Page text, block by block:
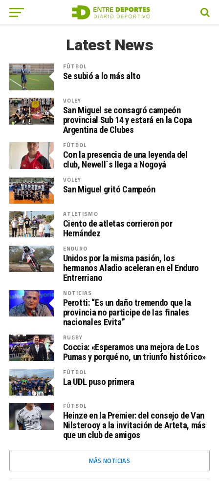
Latest News
FÚTBOL
Se subió a lo más alto
VOLEY
San Miguel se consagró campeón
provincial Sub 14 y estará en la Copa
Argentina de Clubes
FÚTBOL
Con la presencia de una leyenda del
club, Newell`s llega a Nogoyá
VOLEY
San Miguel gritó Campeón
ATLETISMO
Ciento de atletas corrieron por
Hernández
ENDURO
Unidos por la misma pasión, los
hermanos Aladio aceleran en el Enduro
Entrerriano
NOTICIAS
Perotti: “Es un daño tremendo que la
provincia no participe de las finales
nacionales Evita”
RUGBY
Coccia: «Esperamos una mejora de Los
Pumas y porqué no, un triunfo histórico»
FÚTBOL
La UDL puso primera
FÚTBOL
Heinze en la Premier: del consejo de Van
Nilsterooy a la invitación de Arteta, más
que un club de amigos
MÁS NOTICIAS